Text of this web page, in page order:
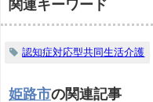
関連キーワード
認知症対応型共同生活介護
姫路市の関連記事